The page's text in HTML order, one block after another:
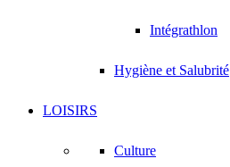
Intégrathlon
Hygiène et Salubrité
LOISIRS
Culture